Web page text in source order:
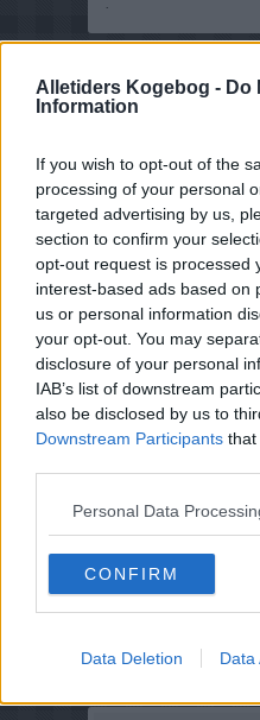
Alletiders Kogebog - Do
Information
If you wish to opt-out of the
processing of your personal
targeted advertising by us,
section to confirm your
opt-out request is processed
interest-based ads based on
us or personal information
your opt-out. You may
disclosure of your personal
IAB’s list of downstream
also be disclosed by us to
Downstream Participants that
Personal Data
CONFIRM
Data Deletion Data
Ret :Kold Dessert-
Hovedingrediens :
Oprindelsesland :
2023-11-24